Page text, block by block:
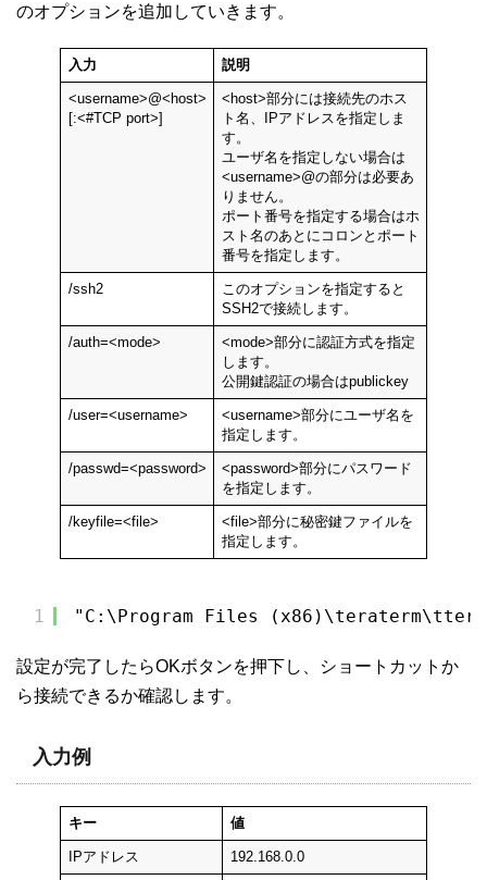
のオプションを追加していきます。
入力 説明
<username>@<host>
[:<#TCP port>]
<host>部分には接続先のホス
ト名、IPアドレスを指定しま
す。
ユーザ名を指定しない場合は
<username>@の部分は必要あ
りません。
ポート番号を指定する場合はホ
スト名のあとにコロンとポート
番号を指定します。
/ssh2
このオプションを指定すると
SSH2で接続します。
/auth=<mode>
<mode>部分に認証方式を指定
します。
公開鍵認証の場合はpublickey
/user=<username>
<username>部分にユーザ名を
指定します。
/passwd=<password>
<password>部分にパスワード
を指定します。
/keyfile=<file>
<file>部分に秘密鍵ファイルを
指定します。
1 "C:\Program Files
設定が完了したらOKボタンを押下し、ショートカットか
ら接続できるか確認します。
入力例
キー 値
IPアドレス 192.168.0.0